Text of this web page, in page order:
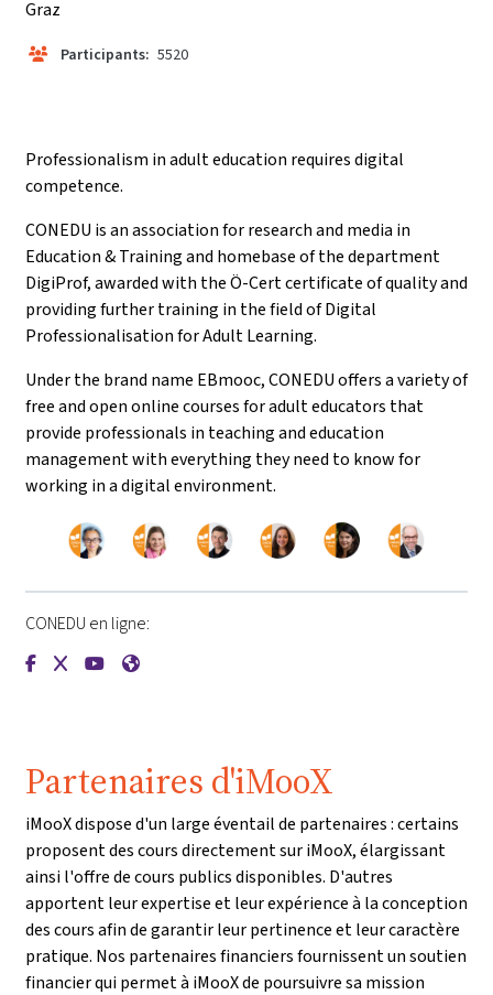
Graz
Participants: 5520
Professionalism in adult education requires digital
competence.
CONEDU is an association for research and media in
Education & Training and homebase of the department
DigiProf, awarded with the Ö-Cert certificate of quality and
providing further training in the field of Digital
Professionalisation for Adult Learning.
Under the brand name EBmooc, CONEDU offers a variety of
free and open online courses for adult educators that
provide professionals in teaching and education
management with everything they need to know for
working in a digital environment.
CONEDU en ligne:
{mlang de}CONEDU{mlang}{mlang other}CONEDU{mlang}
{mlang de}CONEDU{mlang}{mlang
{mlang de}CONEDU{mlang}{mlang
{mlang de}CONEDU{mlang}{mlang
Partenaires d'iMooX
iMooX dispose d'un large éventail de partenaires : certains
proposent des cours directement sur iMooX, élargissant
ainsi l'offre de cours publics disponibles. D'autres
apportent leur expertise et leur expérience à la conception
des cours afin de garantir leur pertinence et leur caractère
pratique. Nos partenaires financiers fournissent un soutien
financier qui permet à iMooX de poursuivre sa mission